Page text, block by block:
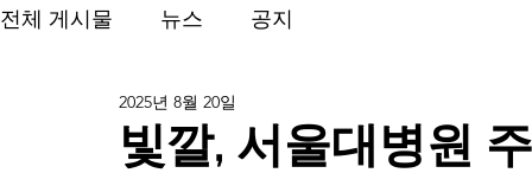
전체 게시물 뉴스 공지
빛깔, 서울대병원
2025년 8월 20일